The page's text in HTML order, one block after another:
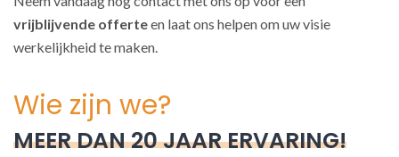
vrijblijvende offerteen laat ons helpen om uw visie
werkelijkheid te maken.
Wie zijn we?
MEER DAN 20 JAAR ERVARING!